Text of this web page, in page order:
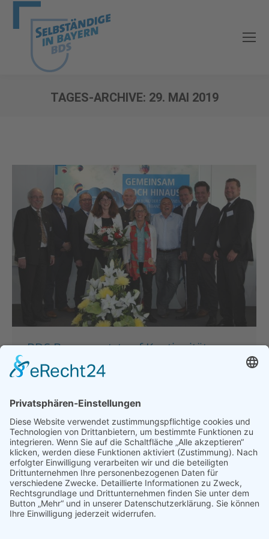
TAGES-ARCHIVE: 29. MAI 2019
BDS Bayern setzt auf Kontinuität an
der Spitze – Sehorz als Präsidentin
Presse & Veröffentlichungen,Pressemeldungen
Vonthomasperzl 29. Mai 2019
Bayern – BDS Präsidentin Gabriele Sehorz wurde
mit überwältigender Mehrheit der Mitglieder des
BDS Bayern wiedergewählt. Der größte
branchenübergreifende Mittelstandsverband in
Bayern, traf sich am vergangenen Wochenende zur
Verbandstagung im malerischen Landsberg am